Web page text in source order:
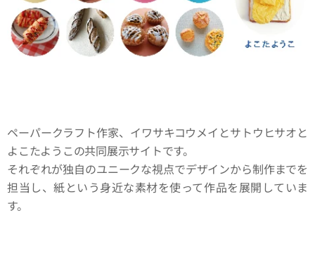
ペーパークラフト作家、イワサキコウメイとサトウヒサオと
よこたようこの共同展示サイトです。
それぞれが独自のユニークな視点でデザインから制作までを
担当し、紙という身近な素材を使って作品を展開していま
す。